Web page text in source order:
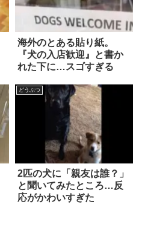
海外のとある貼り紙。
『犬の入店歓迎』と書か
れた下に…スゴすぎる
どうぶつ
2匹の犬に「親友は誰？」
と聞いてみたところ…反
応がかわいすぎた